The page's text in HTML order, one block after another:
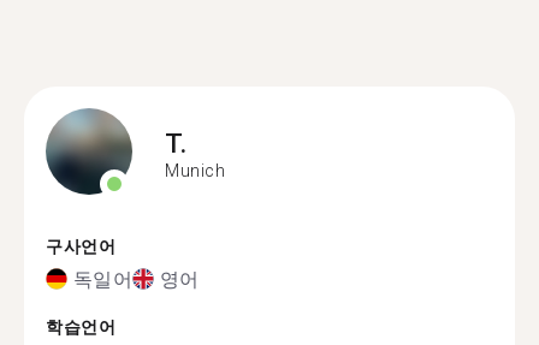
T.
Munich
구사언어
독일어 영어
학습언어